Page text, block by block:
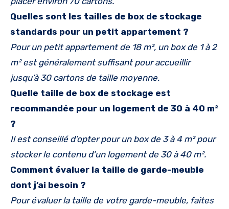
Quelles sont les tailles de box de stockage
standards pour un petit appartement ?
Pour un petit appartement de 18 m², un box de 1 à 2
m² est généralement suffisant pour accueillir
jusqu’à 30 cartons de taille moyenne.
Quelle taille de box de stockage est
recommandée pour un logement de 30 à 40 m²
?
Il est conseillé d’opter pour un box de 3 à 4 m² pour
stocker le contenu d’un logement de 30 à 40 m².
Comment évaluer la taille de garde-meuble
dont j’ai besoin ?
Pour évaluer la taille de votre garde-meuble, faites